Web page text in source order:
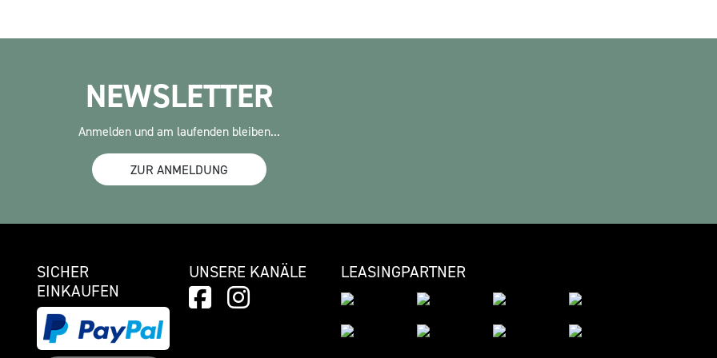
NEWSLETTER
Anmelden und am laufenden bleiben...
ZUR ANMELDUNG
SICHER
EINKAUFEN
UNSERE KANÄLE LEASINGPARTNER